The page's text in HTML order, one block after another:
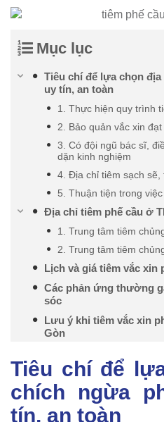
Mục lục
Tiêu chí để lựa chọn
uy tín, an toàn
1. Thực hiện quy trình
2. Bảo quản vắc xin đạt
3. Có đội ngũ bác sĩ,
dặn kinh nghiệm
4. Địa chỉ tiêm sạch sẽ,
5. Thuận tiện trong
Địa chỉ tiêm phế cầu ở
1. Trung tâm tiêm
2. Trung tâm tiêm
Lịch và giá tiêm vắc xin
Các phản ứng thường
sóc
Lưu ý khi tiêm vắc xin
Gòn
Tiêu chí để
chích ngừa
tín, an toàn